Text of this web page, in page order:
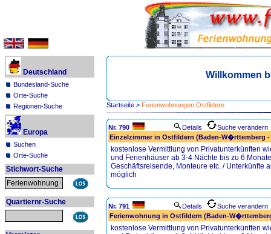
Deutschland
Bundesland-Suche
Orte-Suche
Regionen-Suche
Europa
Suchen
Orte-Suche
Stichwort-Suche
Quartiernr-Suche
Willkommen
Startseite > Ferienwohnungen Ostfildern
Nr. 790 Details
Suche verändern
Einzelzimmer in Ostfildern (Baden-W�rttemberg
kostenlose Vermittlung von Privatunterkünften
und Ferienhäuser ab 3-4 Nächte bis zu 6
Geschäftsreisende, Monteure etc. / Unterkünfte
möglich
Nr. 791 Details
Suche verändern
Ferienwohnung in Ostfildern (Baden-
kostenlose Vermittlung von Privatunterkünften